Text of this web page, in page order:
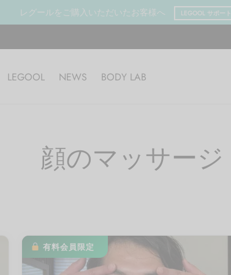
レグールをご購入いただいたお客様へ LEGOOL サポート
LEGOOL NEWS BODY LAB
顔のマッサージ
有料会員限定